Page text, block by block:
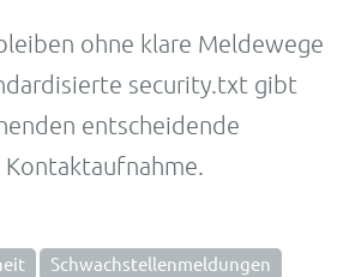
ohne klare Meldewege
security.txt gibt
entscheidende
Schwachstellenmeldungen